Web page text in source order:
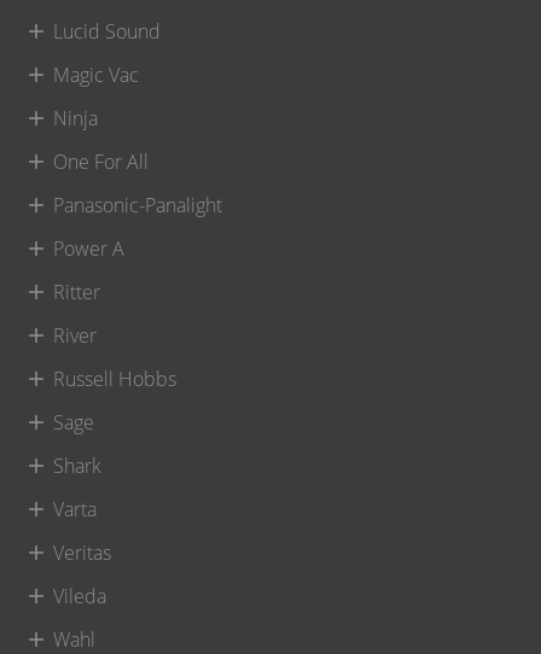
Lucid Sound
Magic Vac
Ninja
One For All
Panasonic-Panalight
Power A
Ritter
River
Russell Hobbs
Sage
Shark
Varta
Veritas
Vileda
Wahl